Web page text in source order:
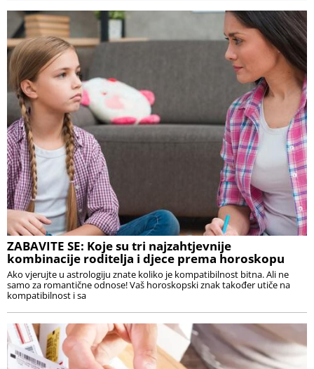
ZABAVITE SE: Koje su tri najzahtjevnije
kombinacije roditelja i djece prema horoskopu
Ako vjerujte u astrologiju znate koliko je kompatibilnost bitna. Ali ne
samo za romantične odnose! Vaš horoskopski znak također utiče na
kompatibilnost i sa